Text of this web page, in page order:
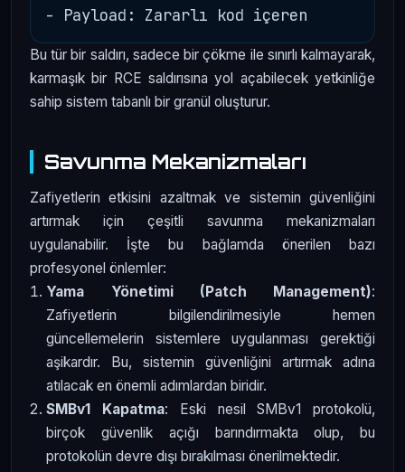
Bu tür bir saldırı, sadece bir çökme ile sınırlı kalmayarak,
karmaşık bir RCE saldırısına yol açabilecek yetkinliğe
sahip sistem tabanlı bir granül oluşturur.
Savunma Mekanizmaları
Zafiyetlerin etkisini azaltmak ve sistemin güvenliğini
artırmak için çeşitli savunma mekanizmaları
uygulanabilir. İşte bu bağlamda önerilen bazı
profesyonel önlemler:
Yama Yönetimi (Patch Management):
Zafiyetlerin bilgilendirilmesiyle hemen
güncellemelerin sistemlere uygulanması gerektiği
aşikardır. Bu, sistemin güvenliğini artırmak adına
atılacak en önemli adımlardan biridir.
SMBv1 Kapatma: Eski nesil SMBv1 protokolü,
birçok güvenlik açığı barındırmakta olup, bu
protokolün devre dışı bırakılması önerilmektedir.